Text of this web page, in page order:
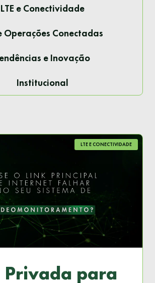
LTE e Conectividade
Operações Conectadas
e Inovação
Institucional
LTE E CONECTIVIDADE
Privada para